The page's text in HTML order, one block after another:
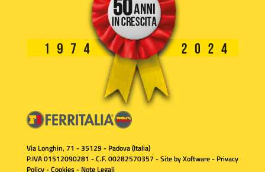
Via Longhin, 71 - 35129 - Padova (Italia)
P.IVA 01512090281 - C.F. 00282570357 - Site byXoftware- Privacy
Policy-Cookies- Note Legali